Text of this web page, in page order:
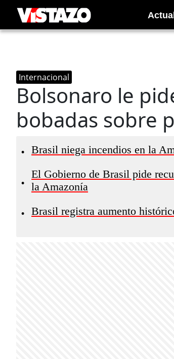
Internacional
Bolsonaro le
bobadas sobre
• Brasil niega incendios en la
•
El Gobierno de Brasil pide
la Amazonía
• Brasil registra aumento